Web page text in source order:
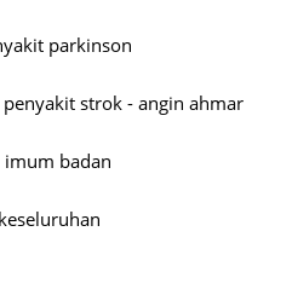
parkinson
strok - angin ahmar
imum badan